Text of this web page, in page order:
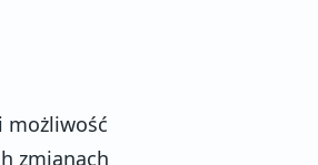
możliwość
zmianach